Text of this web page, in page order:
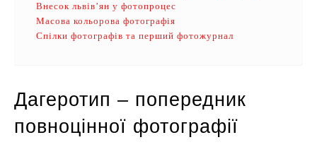
Внесок львів’ян у фотопроцес
Масова кольорова фотографія
Спілки фотографів та перший фотожурнал
Дагеротип – попередник
повноцінної фотографії